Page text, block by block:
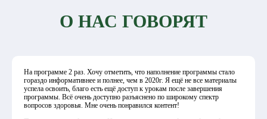
О НАС ГОВОРЯТ
На программе 2 раз. Хочу отметить, что наполнение программы стало
гораздо информативнее и полнее, чем в 2020г. Я ещё не все материалы
успела освоить, благо есть ещё доступ к урокам после завершения
программы. Всё очень доступно разъяснено по широкому спектр
вопросов здоровья. Мне очень понравился контент!